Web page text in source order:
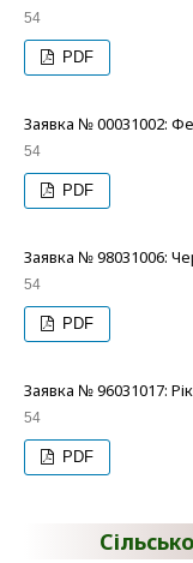
54
PDF
Заявка № 00031002:
54
PDF
Заявка № 98031006:
54
PDF
Заявка № 96031017:
54
PDF